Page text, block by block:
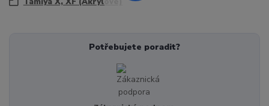
Potřebujete poradit?